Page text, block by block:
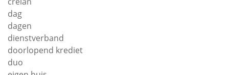
dag
dagen
dienstverband
doorlopend krediet
duo